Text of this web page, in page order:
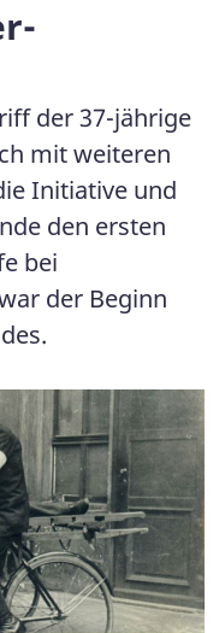
der 37-jährige
mit weiteren
Initiative und
den ersten
bei
der Beginn